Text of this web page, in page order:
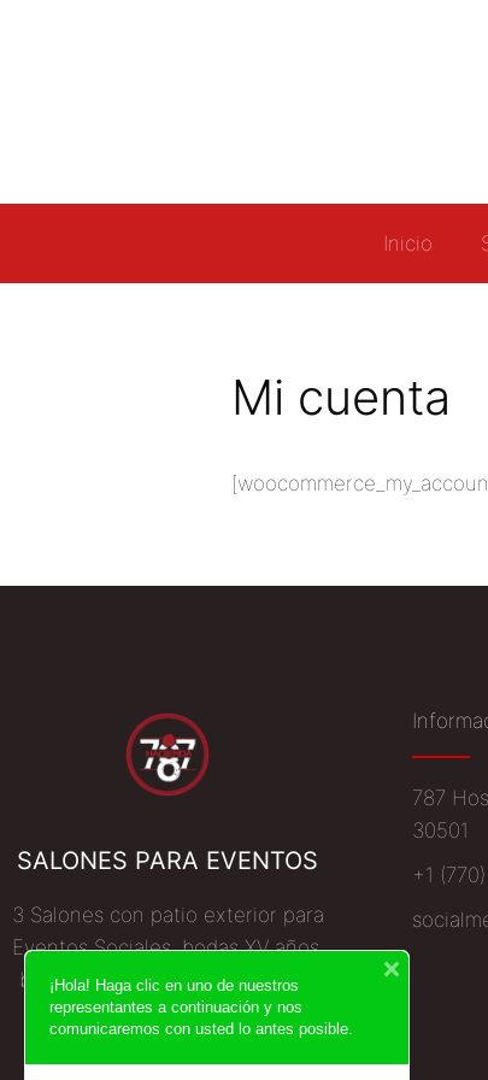
Inicio
Mi cuenta
SALONES PARA EVENTOS
3 Salones con patio exterior para
Eventos Sociales, bodas XV años,
bautizos, baby shower, eventos
empresariales. Ofrecemos
787
30501
+1
¡Hola! Haga clic en uno de nuestros
representantes a continuación y nos
comunicaremos con usted lo antes posible.